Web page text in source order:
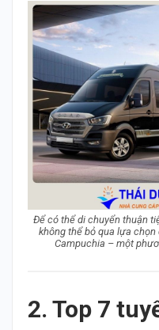
Để có thể di chuyển thuận
không thể bỏ qua lựa
Campuchia – một
2. Top 7